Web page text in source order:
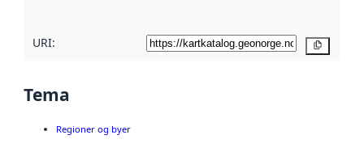
URI:
Tema
Regioner og byer